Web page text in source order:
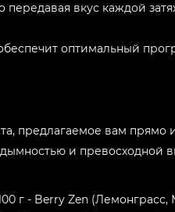
передавая вкус каждой
оптимальный
предлагаемое вам
и превосходной
г - Berry Zen